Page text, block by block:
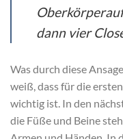
dann vier
Was durch diese
weiß, dass für die
wichtig ist. In den
die Füße und Beine